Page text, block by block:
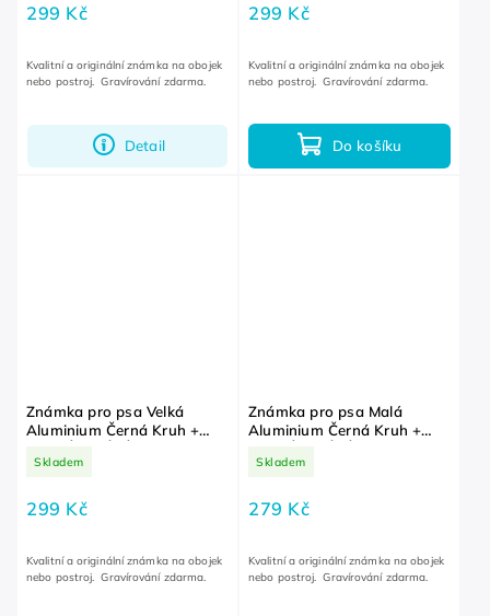
299 Kč
Detail
Kvalitní a originální známka na obojek
nebo postroj. Gravírování zdarma.
299 Kč
Do košíku
Kvalitní a originální známka na obojek
nebo postroj. Gravírování zdarma.
Známka pro psa Velká
Aluminium Černá Kruh +
Skladem
299 Kč
Kvalitní a originální známka na obojek
nebo postroj. Gravírování zdarma.
Známka pro psa Malá
Aluminium Černá Kruh +
Skladem
279 Kč
Kvalitní a originální známka na obojek
nebo postroj. Gravírování zdarma.